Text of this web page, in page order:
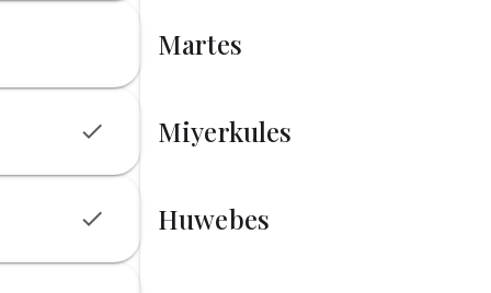
check
check
Martes
Miyerkules
Huwebes